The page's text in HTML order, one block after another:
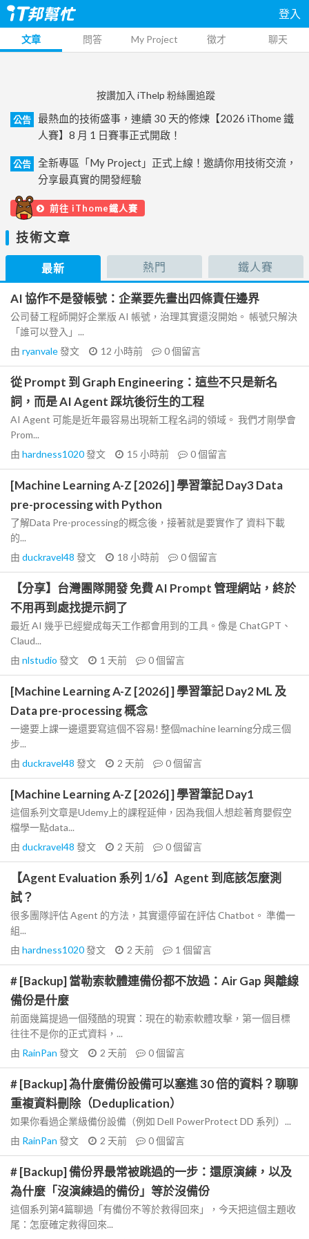
登入
文章 問答 My Project 徵才 聊天
按讚加入 iThelp 粉絲團追蹤
公告
最熱血的技術盛事，連續 30 天的修煉【2026 iThome 鐵
人賽】8 月 1 日賽事正式開啟！
公告
全新專區「My Project」正式上線！邀請你用技術交流，
分享最真實的開發經驗
前往 iThome鐵人賽
技術文章
最新 熱門 鐵人賽
AI 協作不是發帳號：企業要先畫出四條責任邊界
公司替工程師開好企業版 AI 帳號，治理其實還沒開始。 帳號只解決
「誰可以登入」...
由 ryanvale發文 12 小時前 0個留言
從 Prompt 到 Graph Engineering：這些不只是新名
詞，而是 AI Agent 踩坑後衍生的工程
AI Agent 可能是近年最容易出現新工程名詞的領域。 我們才剛學會
Prom...
由 hardness1020發文 15 小時前 0個留言
[Machine Learning A-Z [2026] ] 學習筆記 Day3 Data
pre-processing with Python
了解Data Pre-processing的概念後，接著就是要實作了 資料下載
的...
由 duckravel48 發文 18 小時前 0個留言
【分享】台灣團隊開發 免費 AI Prompt 管理網站，終於
不用再到處找提示詞了
最近 AI 幾乎已經變成每天工作都會用到的工具。像是 ChatGPT、
Claud...
由 nlstudio 發文 1 天前 0個留言
[Machine Learning A-Z [2026] ] 學習筆記 Day2 ML 及
Data pre-processing 概念
一邊要上課一邊還要寫這個不容易! 整個machine learning分成三個
步...
由 duckravel48 發文 2 天前 0個留言
[Machine Learning A-Z [2026] ] 學習筆記 Day1
這個系列文章是Udemy上的課程延伸，因為我個人想趁著育嬰假空
檔學一點data...
由 duckravel48 發文 2 天前 0個留言
【Agent Evaluation 系列 1/6】Agent 到底該怎麼測
試？
很多團隊評估 Agent 的方法，其實還停留在評估 Chatbot。 準備一
組...
由 hardness1020發文 2 天前 1 個留言
# [Backup] 當勒索軟體連備份都不放過：Air Gap 與離線
備份是什麼
前面幾篇提過一個殘酷的現實：現在的勒索軟體攻擊，第一個目標
往往不是你的正式資料，...
由 RainPan 發文 2 天前 0個留言
# [Backup] 為什麼備份設備可以塞進 30 倍的資料？聊聊
重複資料刪除（Deduplication）
如果你看過企業級備份設備（例如 Dell PowerProtect DD 系列）...
由 RainPan 發文 2 天前 0個留言
# [Backup] 備份界最常被跳過的一步：還原演練，以及
為什麼「沒演練過的備份」等於沒備份
這個系列第4篇聊過「有備份不等於救得回來」，今天把這個主題收
尾：怎麼確定救得回來...